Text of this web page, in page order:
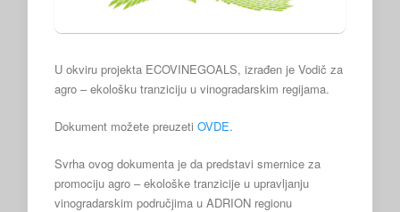
U okviru projekta ECOVINEGOALS, izrađen je Vodič za
agro – ekološku tranziciju u vinogradarskim regijama.
Dokument možete preuzeti OVDE.
Svrha ovog dokumenta je da predstavi smernice za
promociju agro – ekološke tranzicije u upravljanju
vinogradarskim područjima u ADRION regionu